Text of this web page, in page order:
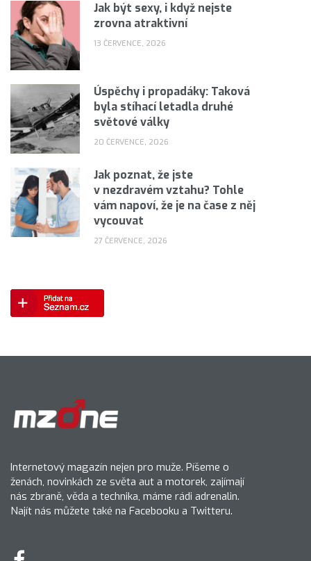
Jak být sexy, i když nejste
zrovna atraktivní
13 ČERVENCE, 2026
Úspěchy i propadáky: Taková
byla stíhací letadla druhé
světové války
20 ČERVENCE, 2026
Jak poznat, že jste
v nezdravém vztahu? Tohle
vám napoví, že je na čase z něj
vycouvat
27 ČERVENCE, 2026
Internetový magazín nejen pro muže. Píšeme o
ženách, novinkách ze světa aut a motorek, zajímají
nás zbraně, věda a technika, máme rádi adrenalin.
Najít nás můžete také na Facebooku a Twitteru.